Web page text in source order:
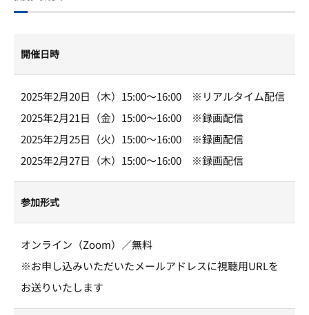
開催日時
2025年2月20日（木）15:00～16:00 ※リアルタイム配信
2025年2月21日（金）15:00～16:00 ※録画配信
2025年2月25日（火）15:00～16:00 ※録画配信
2025年2月27日（木）15:00～16:00 ※録画配信
参加形式
オンライン（Zoom）／無料
※お申し込みいただいたメールアドレスに視聴用URLを
お送りいたします